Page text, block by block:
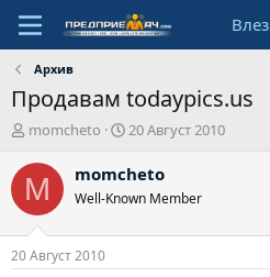
Влез
Архив
Продавам todaypics.us
А
т
о
momcheto
Н
ч
л
д
20 Август 2010
M momcheto
Well-Known Member
20 Август 2010